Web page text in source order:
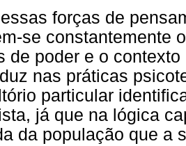
forças de
se constantemente
de poder e o
nas práticas
particular
já que na lógica
da população que a